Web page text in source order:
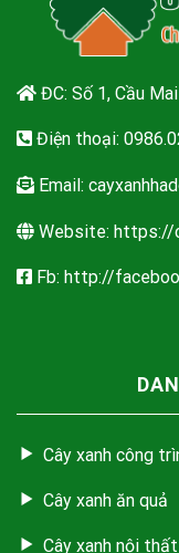
ĐC: Số 1, Cầu
Điện thoại:
Email:
Website: https://
Fb: http://
Cây xanh công
Cây xanh ăn quả
Cây xanh nội thất